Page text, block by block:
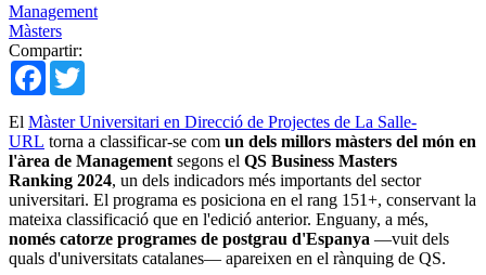
Management
Màsters
Compartir:
Facebook
El Màster Universitari en Direcció de Projectes de La Salle-
URL torna a classificar-se com un dels millors màsters del món en
l'àrea de Management segons el QS Business Masters
Ranking 2024, un dels indicadors més importants del sector
universitari. El programa es posiciona en el rang 151+, conservant la
mateixa classificació que en l'edició anterior. Enguany, a més,
només catorze programes de postgrau d'Espanya ―vuit dels
quals d'universitats catalanes― apareixen en el rànquing de QS.